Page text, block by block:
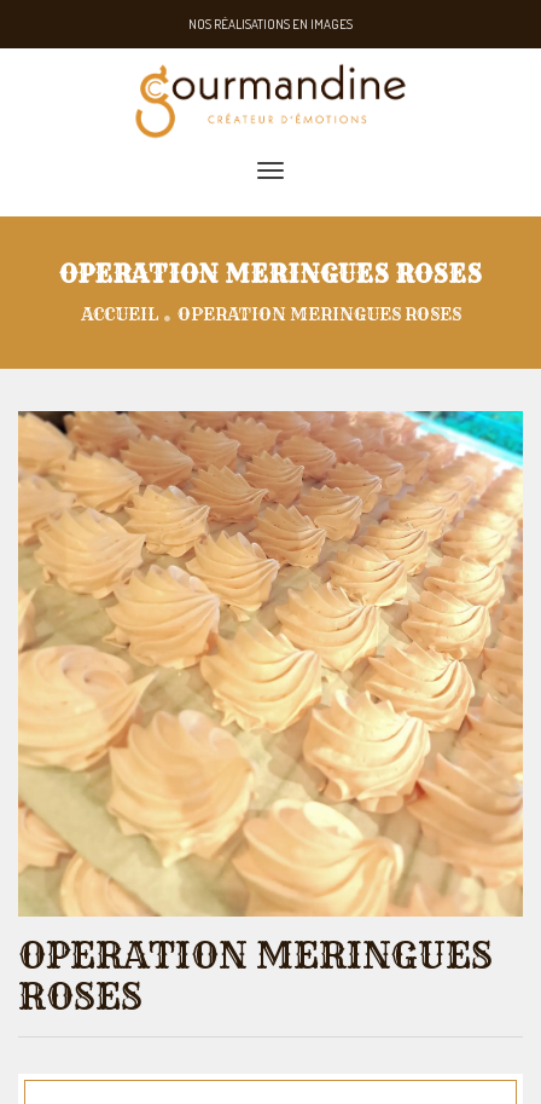
NOS RÉALISATIONS EN IMAGES
toggle navigation
OPERATION MERINGUES ROSES
ACCUEIL OPERATION MERINGUES ROSES
OPERATION MERINGUES
ROSES